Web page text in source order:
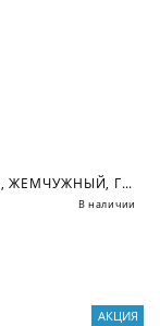
Н-Р ИЗ 24-ТИ ПЛАСТИКОВЫХ ШАРОВ, 6СМ, ЖЕМЧУЖНЫЙ, ГОЛУБОЙ
В наличии
АКЦИЯ